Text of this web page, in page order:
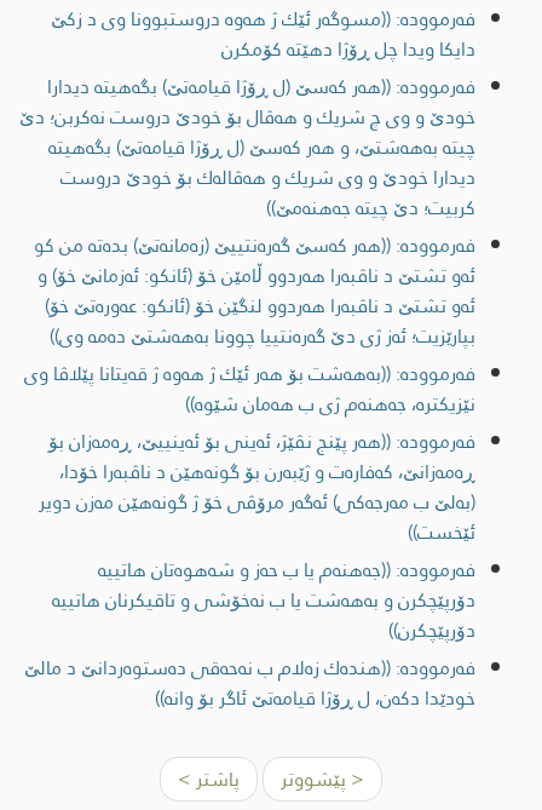
فەرموودە: ((مسوگه‌ر ئێك ژ هه‌وه‌ دروستبوونا وی د زکێ
دایکا ویدا چل ڕۆژا دهێتە كۆمكرن
فەرموودە: ((هەر کەسێ (ل ڕۆژا قیامەتێ) بگه‌هیته‌ دیدارا
خودێ و وی چ شریك و هه‌ڤال بۆ خودێ دروست نه‌كربن؛ دێ
چیته‌ به‌هه‌شتێ، و هه‌ر کەسێ (ل ڕۆژا قیامەتێ) بگه‌هیته‌
دیدارا خودێ و وی شریك و هه‌ڤاله‌ك بۆ خودێ دروست
كربیت؛ دێ چیته‌ جه‌هنه‌مێ))
فەرموودە: ((هه‌ر كه‌سێ گه‌ره‌نتییێ (زه‌مانه‌تێ) بده‌ته‌ من كو
ئه‌و تشتێ د ناڤبه‌را هه‌ردوو ڵامێن خۆ (ئانكو: ئه‌زمانێ خۆ) و
ئه‌و تشتێ د ناڤبه‌را هه‌ردوو لنگێن خۆ (ئانكو: عه‌وره‌تێ خۆ)
بپارێزیت؛ ئه‌ز ژی دێ گه‌ره‌نتییا چوونا به‌هه‌شتێ ده‌مه‌ وی))
فەرموودە: ((به‌هه‌شت بۆ هه‌ر ئێك ژ هه‌وه‌ ژ قه‌یتانا پێلاڤا وی
نێزیكتره‌، جه‌هنه‌م ژی ب هه‌مان شێوه‌))
فەرموودە: ((هه‌ر پێنج نڤێژ، ئه‌ینی بۆ ئه‌ینییێ، ڕه‌مه‌زان بۆ
ڕه‌مه‌زانێ، كه‌فاره‌ت و ژێبه‌رن بۆ گونه‌هێن د ناڤبه‌را خۆدا،
(به‌لێ ب مه‌رجه‌كی) ئه‌گه‌ر مرۆڤی خۆ ژ گونه‌هێن مه‌زن دویر
ئێخست))
فەرموودە: ((جه‌هنه‌م یا ب حه‌ز و شه‌هوه‌تان هاتییه‌
دۆرپێچكرن و به‌هه‌شت یا ب نه‌خۆشی و تاقیكرنان هاتییه‌
دۆرپێچكرن))
فەرموودە: ((هنده‌ك زه‌لام ب نه‌حه‌قی ده‌ستوه‌ردانێ د مالێ
خودێدا دكه‌ن، ل ڕۆژا قیامه‌تێ ئاگر بۆ وانه‌))
< پێشووتر پاشتر >